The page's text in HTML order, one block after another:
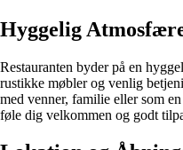
Hyggelig
Restauranten byder på en
rustikke møbler og venlig
med venner, familie eller som
føle dig velkommen og godt